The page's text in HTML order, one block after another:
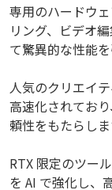
専用のハードウ
リング、ビデオ
て驚異的な性能を
人気のクリエイ
高速化されてお
頼性をもたらしま
RTX 限定のツー
を AI で強化し、